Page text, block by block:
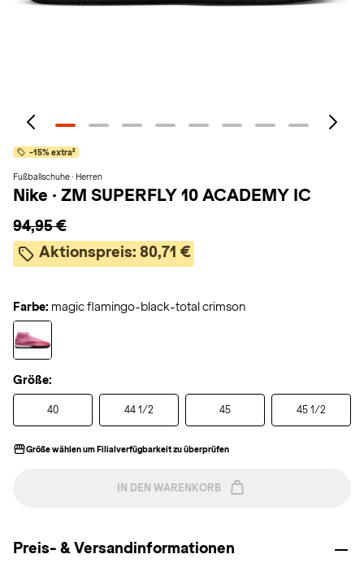
-15% extra²
Fußballschuhe · Herren
Nike · ZM SUPERFLY 10 ACADEMY IC
94,95 €
Aktionspreis: 80,71 €
Farbe: magic flamingo-black-total crimson
Größe:
40 44 1/2 45 45 1/2
Größe wählen um Filialverfügbarkeit zu überprüfen
IN DEN WARENKORB
Preis- & Versandinformationen